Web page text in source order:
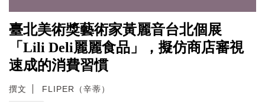
臺北美術獎藝術家黃麗音台北個展
「Lili Deli麗麗食品」，擬仿商店審視
速成的消費習慣
撰文 FLIPER（辛蒂）